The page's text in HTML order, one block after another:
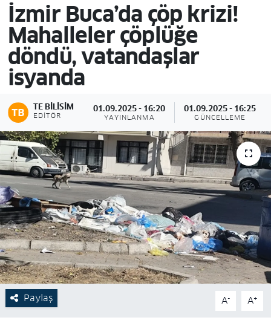
İzmir Buca’da çöp krizi!
Mahalleler çöplüğe
döndü, vatandaşlar
isyanda
TE BILISIM
EDITÖR
01.09.2025 - 16:20
YAYINLANMA
01.09.2025 - 16:25
GÜNCELLEME
Paylaş A- A+
Son Dakika Haberleri
Haber Arşivi